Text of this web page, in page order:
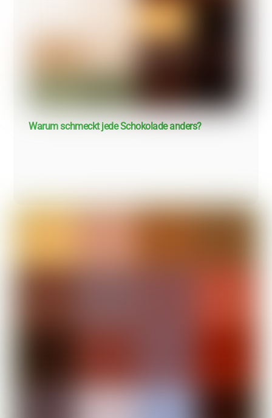
Warum schmeckt jede Schokolade anders?